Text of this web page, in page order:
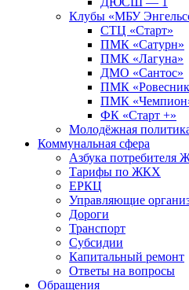
Клубы «МБУ
СТЦ «Старт»
ПМК «Сатурн»
ПМК «Лагуна»
ДМО «Сантос»
ПМК
ПМК
ФК «Старт +»
Молодёжная
Коммунальная сфера
Азбука потребителя
Тарифы по ЖКХ
ЕРКЦ
Управляющие
Дороги
Транспорт
Субсидии
Капитальный ремонт
Ответы на вопросы
Обращения